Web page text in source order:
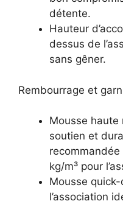
détente.
Hauteur
dessus de
sans gêner.
Rembourrage et
Mousse haute
soutien et
recommandée
kg/m³ pour
Mousse
l’association